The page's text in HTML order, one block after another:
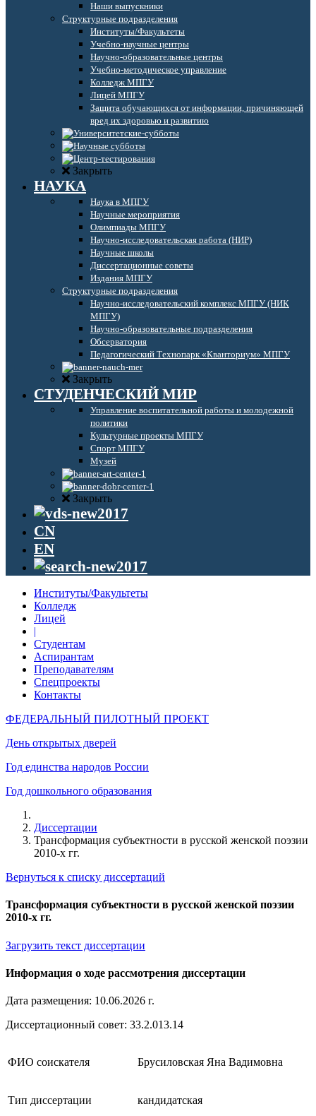
Наши выпускники
Структурные подразделения
Институты/Факультеты
Учебно-научные центры
Научно-образовательные центры
Учебно-методическое управление
Колледж МПГУ
Лицей МПГУ
Защита обучающихся от информации, причиняющей
вред их здоровью и развитию
Закрыть
НАУКА
Наука в МПГУ
Научные мероприятия
Олимпиады МПГУ
Научно-исследовательская работа (НИР)
Научные школы
Диссертационные советы
Издания МПГУ
Структурные подразделения
Научно-исследовательский комплекс МПГУ (НИК
МПГУ)
Научно-образовательные подразделения
Обсерватория
Педагогический Технопарк «Кванториум» МПГУ
Закрыть
СТУДЕНЧЕСКИЙ МИР
Управление воспитательной работы и молодежной
политики
Культурные проекты МПГУ
Спорт МПГУ
Музей
Закрыть
CN
EN
Институты/Факультеты
Колледж
Лицей
|
Студентам
Аспирантам
Преподавателям
Спецпроекты
Контакты
ФЕДЕРАЛЬНЫЙ ПИЛОТНЫЙ ПРОЕКТ
День открытых дверей
Год единства народов России
Год дошкольного образования
Диссертации
Трансформация субъектности в русской женской поэзии
2010-х гг.
Вернуться к списку диссертаций
Трансформация субъектности в русской женской поэзии
2010-х гг.
Загрузить текст диссертации
Информация о ходе рассмотрения диссертации
Дата размещения: 10.06.2026 г.
Диссертационный совет: 33.2.013.14
ФИО соискателя Брусиловская Яна Вадимовна
Тип диссертации кандидатская